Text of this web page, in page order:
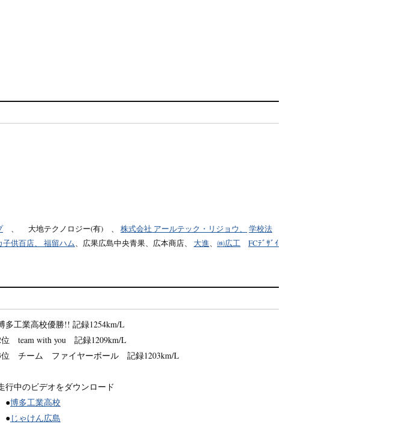
、 大地テクノロジー(有) 、 株式会社 アールテック・リジョウ、
学校法
供百店、 福留ハム、広果広島中央青果、広本商店、 大進、 ㈱広工
FCﾃﾞｻﾞｲ
多工業高校優勝!! 記録1254km/L
位 team with you 記録1209km/L
位 チーム ファイヤーボール 記録1203km/L
行中のビデオをダウンロード
●博多工業高校
●じゃけん広島